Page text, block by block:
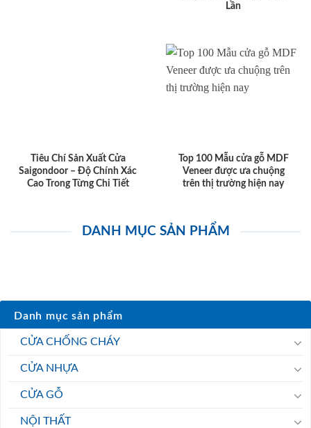
Lần
Tiêu Chí Sản Xuất Cửa
Saigondoor – Độ Chính Xác
Cao Trong Từng Chi Tiết
Top 100 Mẫu cửa gỗ MDF
Veneer được ưa chuộng
trên thị trường hiện nay
DANH MỤC SẢN PHẨM
Danh mục sản phẩm
CỬA CHỐNG CHÁY
CỬA NHỰA
CỬA GỖ
NỘI THẤT